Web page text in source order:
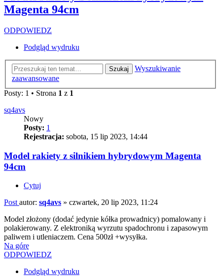
Magenta 94cm
ODPOWIEDZ
Podgląd wydruku
Szukaj
Wyszukiwanie
zaawansowane
Posty: 1 • Strona 1 z 1
sq4avs
Nowy
Posty: 1
Rejestracja: sobota, 15 lip 2023, 14:44
Model rakiety z silnikiem hybrydowym Magenta
94cm
Cytuj
Post autor: sq4avs » czwartek, 20 lip 2023, 11:24
Model złożony (dodać jedynie kółka prowadnicy) pomalowany i
polakierowany. Z elektroniką wyrzutu spadochronu i zapasowym
paliwem i utleniaczem. Cena 500zł +wysyłka.
Na górę
ODPOWIEDZ
Podgląd wydruku